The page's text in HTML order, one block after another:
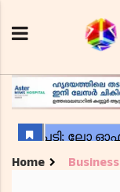
Home Business